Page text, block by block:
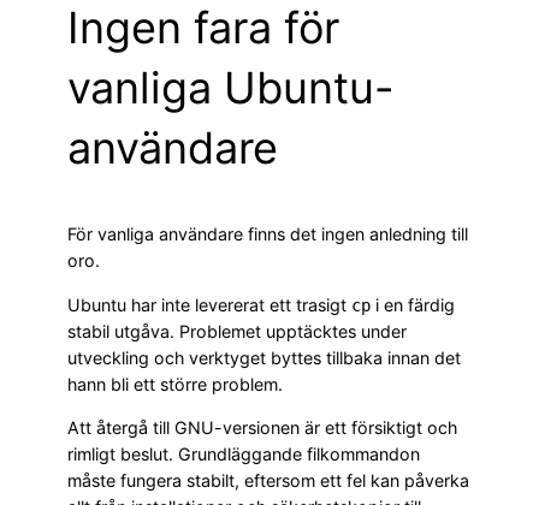
Ingen fara för
vanliga Ubuntu-
användare
För vanliga användare finns det ingen anledning till
oro.
Ubuntu har inte levererat ett trasigt cp i en färdig
stabil utgåva. Problemet upptäcktes under
utveckling och verktyget byttes tillbaka innan det
hann bli ett större problem.
Att återgå till GNU-versionen är ett försiktigt och
rimligt beslut. Grundläggande filkommandon
måste fungera stabilt, eftersom ett fel kan påverka